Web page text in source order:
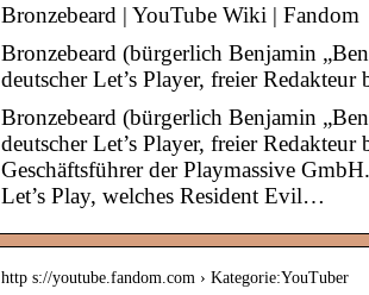
Bronzebeard | YouTube Wiki | Fandom
Bronzebeard (bürgerlich Benjamin
deutscher Let’s Player, freier
Bronzebeard (bürgerlich Benjamin
deutscher Let’s Player, freier
Geschäftsführer der Playmassive
Let’s Play, welches Resident Evil…
http s://youtube.fandom.com › Kategorie:YouTuber